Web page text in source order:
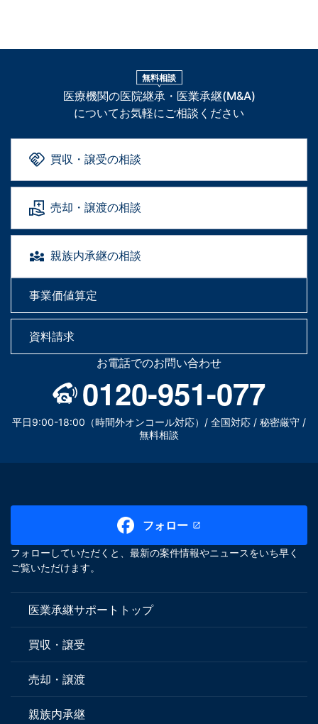
無料相談
医療機関の医院継承・医業承継(M&A)
についてお気軽にご相談ください
買収・譲受の相談
売却・譲渡の相談
親族内承継の相談
事業価値算定
資料請求
お電話でのお問い合わせ
0120-951-077
平日9:00-18:00（時間外オンコール対応）/ 全国対応 / 秘密厳守 /
無料相談
フォロー
フォローしていただくと、最新の案件情報やニュースをいち早く
ご覧いただけます。
医業承継サポートトップ
買収・譲受
売却・譲渡
親族内承継